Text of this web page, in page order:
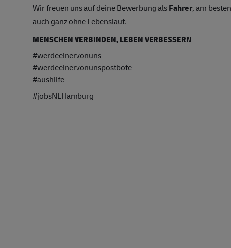
Wir freuen uns auf deine Bewerbung alsFahrer, am besten
auch ganz ohne Lebenslauf.
MENSCHEN VERBINDEN, LEBEN VERBESSERN
#werdeeinervonuns
#werdeeinervonunspostbote
#aushilfe
#jobsNLHamburg